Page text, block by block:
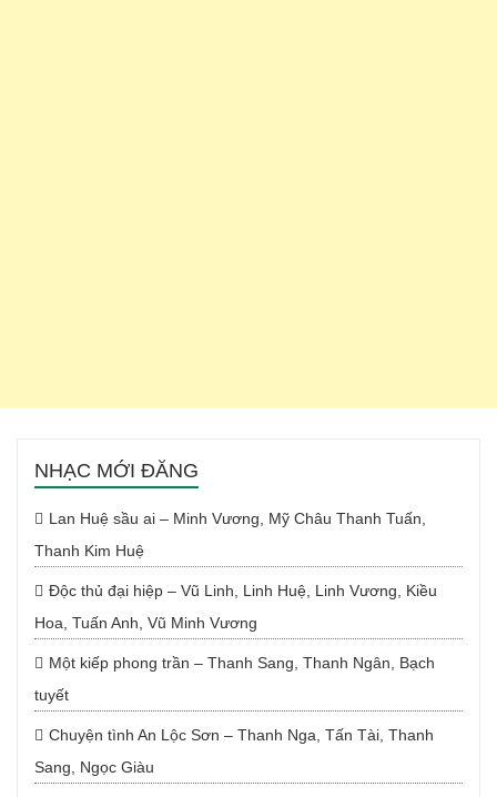
NHẠC MỚI ĐĂNG
Lan Huệ sầu ai – Minh Vương, Mỹ Châu Thanh Tuấn,
Thanh Kim Huệ
Độc thủ đại hiệp – Vũ Linh, Linh Huệ, Linh Vương, Kiều
Hoa, Tuấn Anh, Vũ Minh Vương
Một kiếp phong trần – Thanh Sang, Thanh Ngân, Bạch
tuyết
Chuyện tình An Lộc Sơn – Thanh Nga, Tấn Tài, Thanh
Sang, Ngọc Giàu